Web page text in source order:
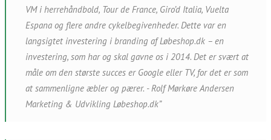
VM i herrehåndbold, Tour de France, Giro’d Italia, Vuelta
Espana og flere andre cykelbegivenheder. Dette var en
langsigtet investering i branding af Løbeshop.dk – en
investering, som har og skal gavne os i 2014. Det er svært at
måle om den største succes er Google eller TV, for det er som
at sammenligne æbler og pærer. - Rolf Mørkøre Andersen
Marketing & Udvikling Løbeshop.dk”